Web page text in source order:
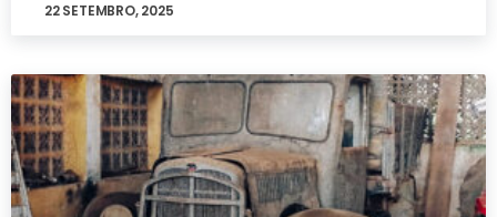
22 SETEMBRO, 2025